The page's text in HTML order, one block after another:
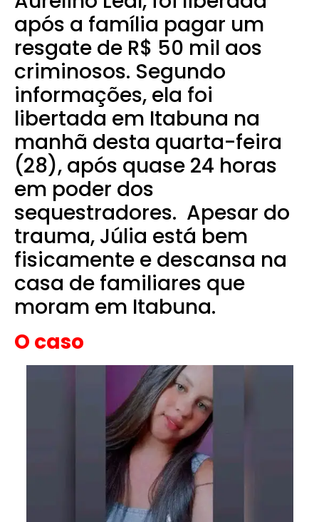
após a família pagar um
resgate de R$ 50 mil aos
criminosos. Segundo
informações, ela foi
libertada em Itabuna na
manhã desta quarta-feira
(28), após quase 24 horas
em poder dos
sequestradores. Apesar do
trauma, Júlia está bem
fisicamente e descansa na
casa de familiares que
moram em Itabuna.
O caso